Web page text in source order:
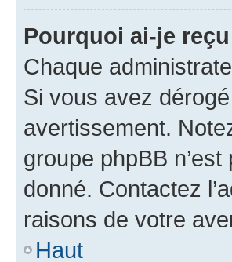
Pourquoi ai-je
Chaque
Si vous avez
avertissement.
groupe phpBB
donné. Contactez
raisons de votre
Haut